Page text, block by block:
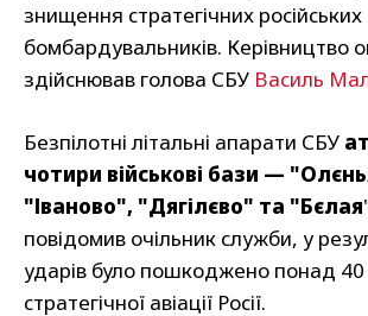
знищення стратегічних російських
бомбардувальників. Керівництво
здійснював голова СБУ Василь
Безпілотні літальні апарати СБУ
чотири військові бази —
"Іваново", "Дягілєво" та "Бєлая
повідомив очільник служби, у
ударів було пошкоджено понад 40
стратегічної авіації Росії.